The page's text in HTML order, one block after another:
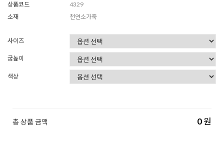
상품코드
4329
소재
천연소가죽
사이즈
굽높이
색상
총 상품 금액 0원